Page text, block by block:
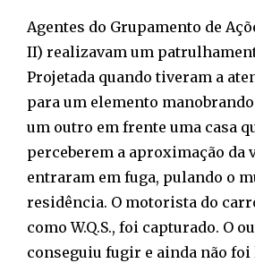
Agentes do Grupamento de
II) realizavam um
Projetada quando tiveram a
para um elemento
um outro em frente uma casa
perceberem a aproximação da
entraram em fuga, pulando o
residência. O motorista do
como W.Q.S., foi capturado. O
conseguiu fugir e ainda não